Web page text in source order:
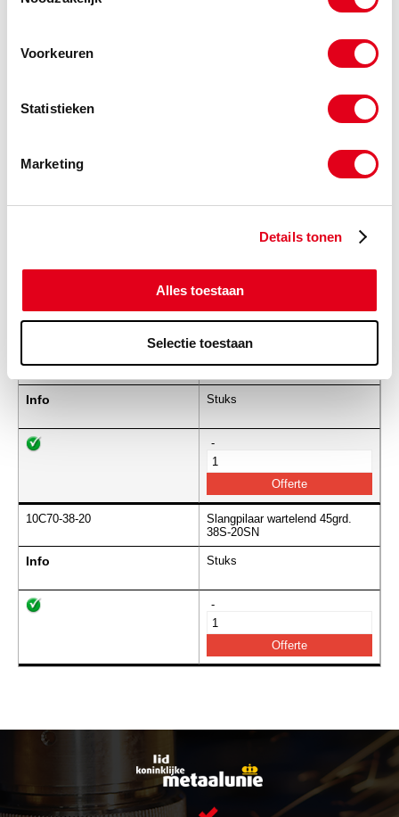
Voorkeuren
Statistieken
Marketing
Details tonen
Alles toestaan
Selectie toestaan
25S-12SN
Info Stuks
-
10C70-38-20
Slangpilaar wartelend 45grd.
38S-20SN
Info Stuks
-